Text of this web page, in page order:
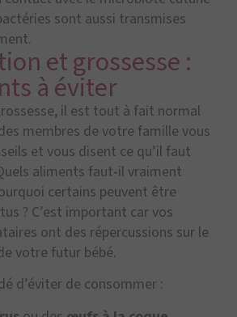
sont aussi transmises
et grossesse :
à éviter
il est tout à fait normal
membres de votre famille vous
et vous disent ce qu’il faut
aliments faut-il vraiment
certains peuvent être
? C’est important car vos
ont des répercussions sur le
votre futur bébé.
d’éviter de consommer :